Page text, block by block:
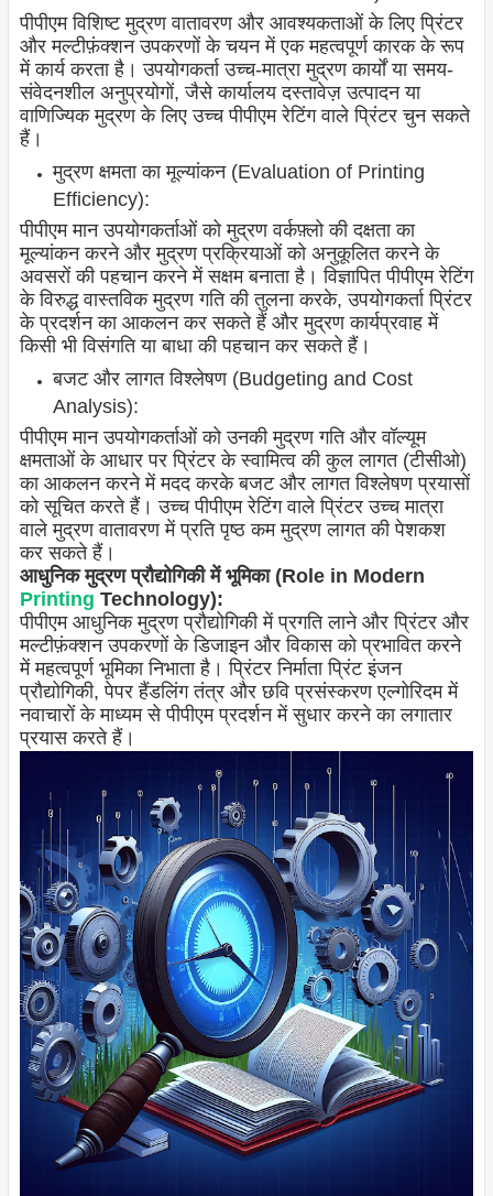
पीपीएम विशिष्ट मुद्रण वातावरण और आवश्यकताओं के लिए प्रिंटर
और मल्टीफ़ंक्शन उपकरणों के चयन में एक महत्वपूर्ण कारक के रूप
में कार्य करता है। उपयोगकर्ता उच्च-मात्रा मुद्रण कार्यों या समय-
संवेदनशील अनुप्रयोगों, जैसे कार्यालय दस्तावेज़ उत्पादन या
वाणिज्यिक मुद्रण के लिए उच्च पीपीएम रेटिंग वाले प्रिंटर चुन सकते
हैं।
मुद्रण क्षमता का मूल्यांकन (Evaluation of Printing
Efficiency):
पीपीएम मान उपयोगकर्ताओं को मुद्रण वर्कफ़्लो की दक्षता का
मूल्यांकन करने और मुद्रण प्रक्रियाओं को अनुकूलित करने के
अवसरों की पहचान करने में सक्षम बनाता है। विज्ञापित पीपीएम रेटिंग
के विरुद्ध वास्तविक मुद्रण गति की तुलना करके, उपयोगकर्ता प्रिंटर
के प्रदर्शन का आकलन कर सकते हैं और मुद्रण कार्यप्रवाह में
किसी भी विसंगति या बाधा की पहचान कर सकते हैं।
बजट और लागत विश्लेषण (Budgeting and Cost
Analysis):
पीपीएम मान उपयोगकर्ताओं को उनकी मुद्रण गति और वॉल्यूम
क्षमताओं के आधार पर प्रिंटर के स्वामित्व की कुल लागत (टीसीओ)
का आकलन करने में मदद करके बजट और लागत विश्लेषण प्रयासों
को सूचित करते हैं। उच्च पीपीएम रेटिंग वाले प्रिंटर उच्च मात्रा
वाले मुद्रण वातावरण में प्रति पृष्ठ कम मुद्रण लागत की पेशकश
कर सकते हैं।
आधुनिक मुद्रण प्रौद्योगिकी में भूमिका (Role in Modern
Printing Technology):
पीपीएम आधुनिक मुद्रण प्रौद्योगिकी में प्रगति लाने और प्रिंटर और
मल्टीफ़ंक्शन उपकरणों के डिजाइन और विकास को प्रभावित करने
में महत्वपूर्ण भूमिका निभाता है। प्रिंटर निर्माता प्रिंट इंजन
प्रौद्योगिकी, पेपर हैंडलिंग तंत्र और छवि प्रसंस्करण एल्गोरिदम में
नवाचारों के माध्यम से पीपीएम प्रदर्शन में सुधार करने का लगातार
प्रयास करते हैं।